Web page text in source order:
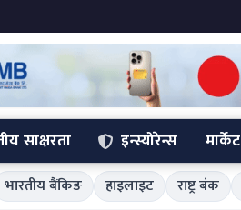
साक्षरता इन्स्योरेन्स मार्केट
भारतीय बैंकिङ हाइलाइट राष्ट्र बंक